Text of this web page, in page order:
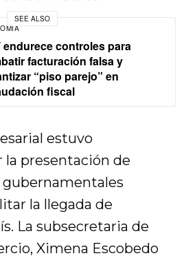
SEE ALSO
endurece controles para
facturación falsa y
“piso parejo” en
fiscal
estuvo
la presentación de
la llegada de
La subsecretaria de
Ximena Escobedo